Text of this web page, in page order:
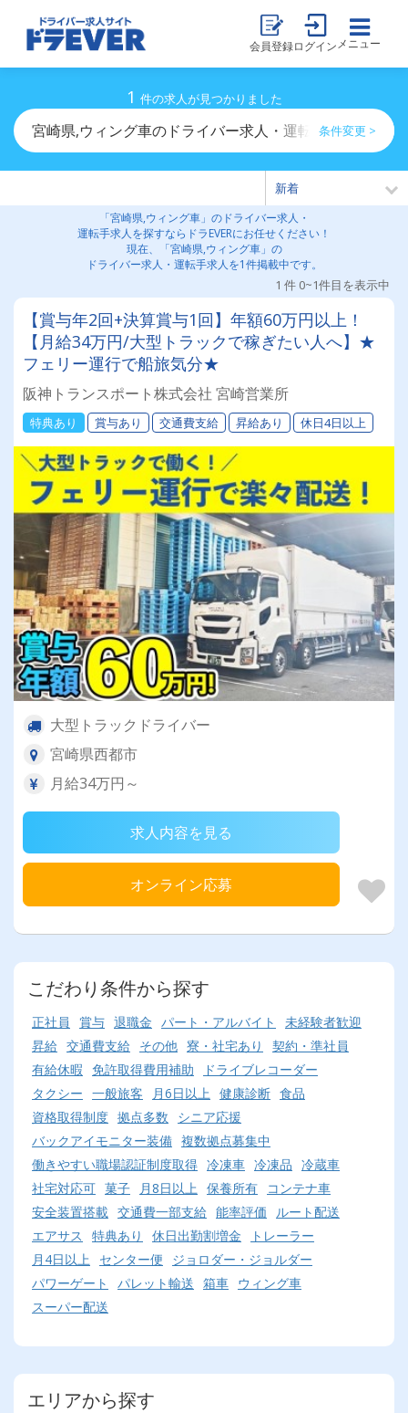
会員登録ログイン メニュー
1 件の求人が見つかりました
宮崎県,ウィング車のドライバー求人・運転手求人一覧
条件変更 >
「宮崎県,ウィング車」のドライバー求人・
運転手求人を探すならドラEVERにお任せください！
現在、「宮崎県,ウィング車」の
ドライバー求人・運転手求人を1件掲載中です。
1 件 0~1件目を表示中
【賞与年2回+決算賞与1回】年額60万円以上！
【月給34万円/大型トラックで稼ぎたい人へ】★
フェリー運行で船旅気分★
阪神トランスポート株式会社 宮崎営業所
特典あり 賞与あり 交通費支給 昇給あり 休日4日以上
大型トラックドライバー
宮崎県西都市
月給34万円～
求人内容を見る
オンライン応募
こだわり条件から探す
正社員 賞与 退職金 パート・アルバイト
未経験者歓迎
昇給 交通費支給 その他 寮・社宅あり
契約・準社員
有給休暇 免許取得費用補助
ドライブレコーダー
タクシー 一般旅客 月6日以上 健康診断 食品
資格取得制度 拠点多数
シニア応援
バックアイモニター装備 複数拠点募集中
働きやすい職場認証制度取得 冷凍車 冷凍品 冷蔵車
社宅対応可 菓子 月8日以上 保養所有
コンテナ車
安全装置搭載 交通費一部支給 能率評価
ルート配送
エアサス
特典あり 休日出勤割増金
トレーラー
月4日以上
センター便
ジョロダー・ジョルダー
パワーゲート
パレット輸送 箱車 ウィング車
スーパー配送
エリアから探す